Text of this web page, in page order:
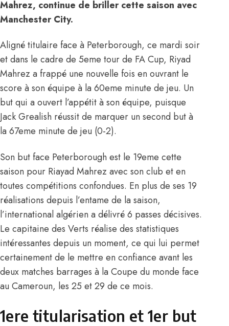
Mahrez, continue de briller cette saison avec
Manchester City.
Aligné titulaire face à Peterborough, ce mardi soir
et dans le cadre de 5eme tour de FA Cup, Riyad
Mahrez a frappé une nouvelle fois en ouvrant le
score à son équipe à la 60eme minute de jeu. Un
but qui a ouvert l’appétit à son équipe, puisque
Jack Grealish réussit de marquer un second but à
la 67eme minute de jeu (0-2).
Son but face Peterborough est le 19eme cette
saison pour Riayad Mahrez avec son club et en
toutes compétitions confondues. En plus de ses 19
réalisations depuis l’entame de la saison,
l’international algérien a délivré 6 passes décisives.
Le capitaine des Verts réalise des statistiques
intéressantes depuis un moment, ce qui lui permet
certainement de le mettre en confiance avant les
deux matches barrages à la Coupe du monde face
au Cameroun, les 25 et 29 de ce mois.
1ere titularisation et 1er but